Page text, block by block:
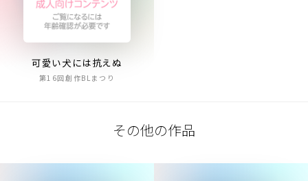
可愛い犬には抗えぬ
第16回創作BLまつり
その他の作品